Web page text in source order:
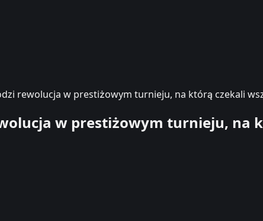
rewolucja w prestiżowym turnieju, na którą czekali
w prestiżowym turnieju, na